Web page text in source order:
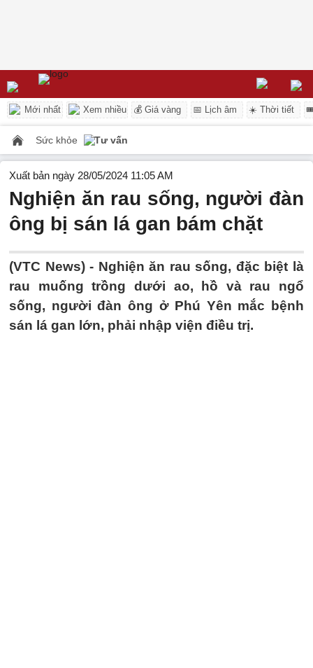
Mới nhất Xem nhiều 💰 Giá vàng 📅 Lịch âm ☀️ Thời tiết
Sức khỏe Tư vấn
Xuất bản ngày 28/05/2024 11:05 AM
Nghiện ăn rau sống, người đàn
ông bị sán lá gan bám chặt
(VTC News) - Nghiện ăn rau sống, đặc biệt là
rau muống trồng dưới ao, hồ và rau ngổ
sống, người đàn ông ở Phú Yên mắc bệnh
sán lá gan lớn, phải nhập viện điều trị.